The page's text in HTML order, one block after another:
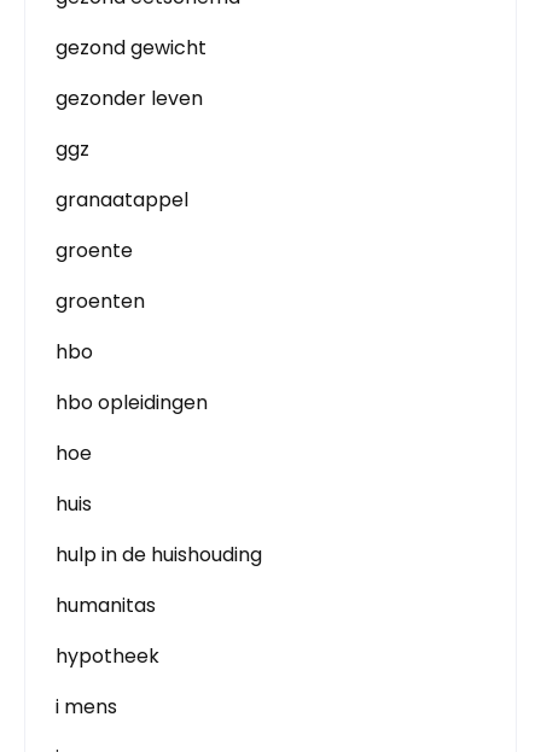
gezond gewicht
gezonder leven
ggz
granaatappel
groente
groenten
hbo
hbo opleidingen
hoe
huis
hulp in de huishouding
humanitas
hypotheek
i mens